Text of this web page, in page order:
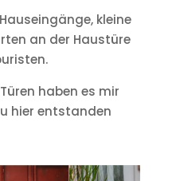
kleine
an der Haustüre
haben es mir
hier entstanden